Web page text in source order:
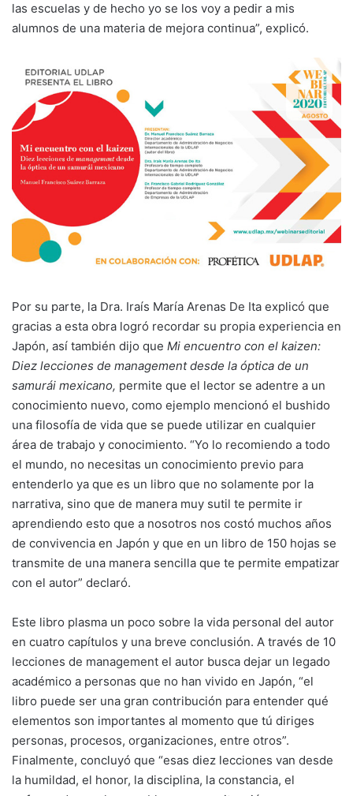
las escuelas y de hecho yo se los voy a pedir a mis
alumnos de una materia de mejora continua”, explicó.
Por su parte, la Dra. Iraís María Arenas De Ita explicó que
gracias a esta obra logró recordar su propia experiencia en
Japón, así también dijo que Mi encuentro con el kaizen:
Diez lecciones de management desde la óptica de un
samurái mexicano, permite que el lector se adentre a un
conocimiento nuevo, como ejemplo mencionó el bushido
una filosofía de vida que se puede utilizar en cualquier
área de trabajo y conocimiento. “Yo lo recomiendo a todo
el mundo, no necesitas un conocimiento previo para
entenderlo ya que es un libro que no solamente por la
narrativa, sino que de manera muy sutil te permite ir
aprendiendo esto que a nosotros nos costó muchos años
de convivencia en Japón y que en un libro de 150 hojas se
transmite de una manera sencilla que te permite empatizar
con el autor” declaró.
Este libro plasma un poco sobre la vida personal del autor
en cuatro capítulos y una breve conclusión. A través de 10
lecciones de management el autor busca dejar un legado
académico a personas que no han vivido en Japón, “el
libro puede ser una gran contribución para entender qué
elementos son importantes al momento que tú diriges
personas, procesos, organizaciones, entre otros”.
Finalmente, concluyó que “esas diez lecciones van desde
la humildad, el honor, la disciplina, la constancia, el